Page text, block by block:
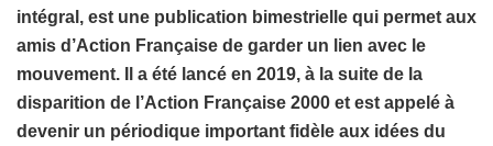
intégral, est une publication bimestrielle qui permet aux
amis d’Action Française de garder un lien avec le
mouvement. Il a été lancé en 2019, à la suite de la
disparition de l’Action Française 2000 et est appelé à
devenir un périodique important fidèle aux idées du